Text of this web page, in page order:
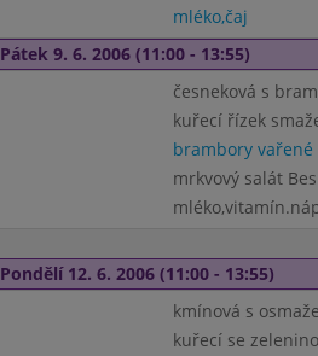
mléko,čaj
Pátek 9. 6. 2006 (11:00 - 13:55)
česneková s
kuřecí řízek
brambory vařené
mrkvový salát
Pondělí 12. 6. 2006 (11:00 - 13:55)
kmínová s
kuřecí se